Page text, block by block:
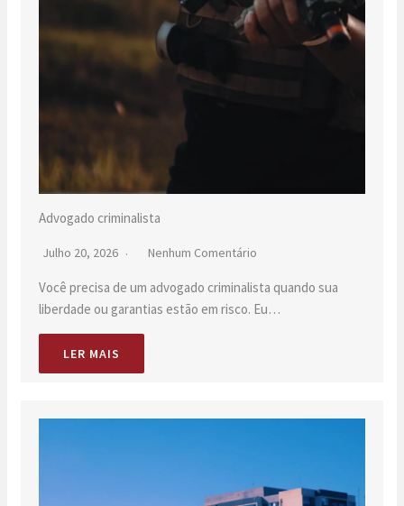
Advogado criminalista
Julho 20, 2026 Nenhum Comentário
Você precisa de um advogado criminalista quando sua
liberdade ou garantias estão em risco. Eu…
LER MAIS